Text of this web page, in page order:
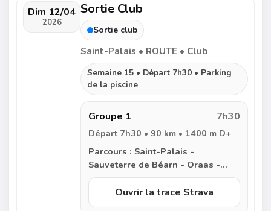
Dim 12/04
2026
Sortie Club
Sortie club
Saint-Palais • ROUTE • Club
Semaine 15 • Départ 7h30 • Parking
de la piscine
Groupe 1 7h30
Départ 7h30 • 90 km • 1400 m D+
Parcours :
Sauveterre de Béarn - Oraas -
Castagnede - Quartier Serre Caute
- Sainte Suzanne - Ozenx
Montestrucq - Castetbon -
Ouvrir la trace Strava